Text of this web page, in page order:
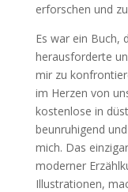
erforschen und
Es war ein Buch,
herausforderte
mir zu
im Herzen von
kostenlose in
beunruhigend
mich. Das
moderner
Illustrationen,